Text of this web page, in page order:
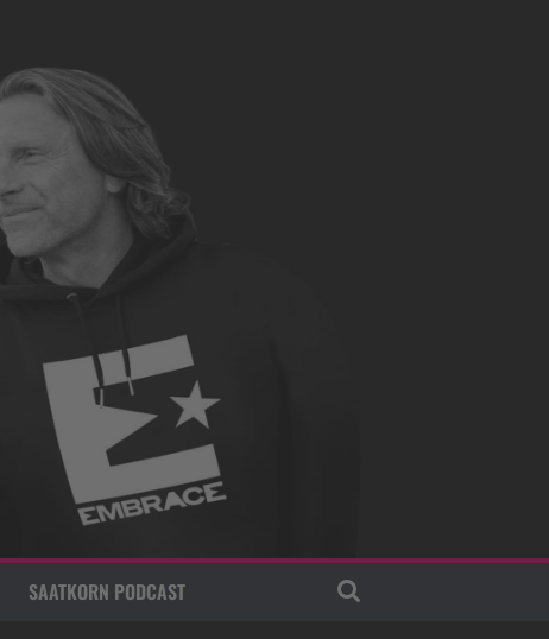
SAATKORN PODCAST